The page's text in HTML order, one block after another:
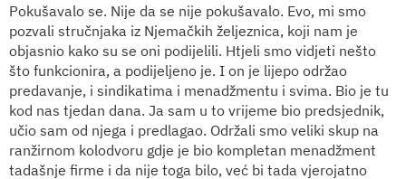
Pokušavalo se. Nije da se nije pokušavalo. Evo, mi smo
pozvali stručnjaka iz Njemačkih željeznica, koji nam je
objasnio kako su se oni podijelili. Htjeli smo vidjeti nešto
što funkcionira, a podijeljeno je. I on je lijepo održao
predavanje, i sindikatima i menadžmentu i svima. Bio je tu
kod nas tjedan dana. Ja sam u to vrijeme bio predsjednik,
učio sam od njega i predlagao. Održali smo veliki skup na
ranžirnom kolodvoru gdje je bio kompletan menadžment
tadašnje firme i da nije toga bilo, već bi tada vjerojatno